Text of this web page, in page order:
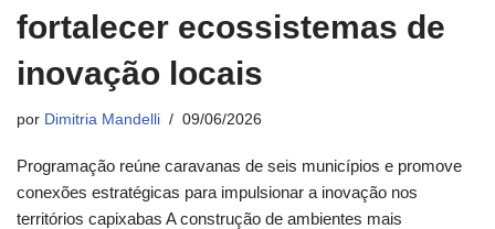
fortalecer ecossistemas de
inovação locais
por Dimitria Mandelli 09/06/2026
Programação reúne caravanas de seis municípios e promove
conexões estratégicas para impulsionar a inovação nos
territórios capixabas A construção de ambientes mais